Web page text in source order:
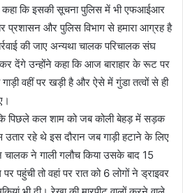
कहा कि इसकी सूचना पुलिस में भी एफआईआर
प्रशासन और पुलिस विभाग से हमारा आग्रह है
की जाए अन्यथा चालक परिचालक संघ
कर देंगे उन्होंने कहा कि आज बाराहार के रूट पर
वहीं पर खड़ी है और ऐसे में गुंडा तत्वों से ही
पिछले कल शाम को जब कोली बेहड़ में सड़क
रहे थे इस दौरान जब गाड़ी हटाने के लिए
चालक ने गाली गलौच किया उसके बाद 15
पहुंची तो वहां पर रात को 6 लोगों ने ड्राइवर